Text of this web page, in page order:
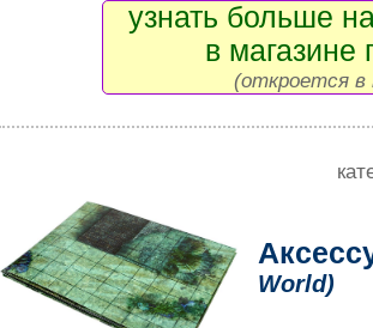
узнать больше
в магазине
(откроется в
World)